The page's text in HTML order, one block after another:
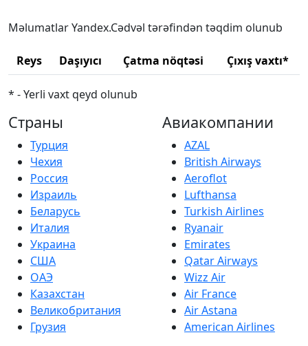
Məlumatlar Yandex.Cədvəl tərəfindən təqdim olunub
Reys Daşıyıcı Çatma nöqtəsi Çıxış vaxtı*
* - Yerli vaxt qeyd olunub
Страны
Турция
Чехия
Россия
Израиль
Беларусь
Италия
Украина
США
ОАЭ
Казахстан
Великобритания
Грузия
Авиакомпании
AZAL
British Airways
Aeroflot
Lufthansa
Turkish Airlines
Ryanair
Emirates
Qatar Airways
Wizz Air
Air France
Air Astana
American Airlines